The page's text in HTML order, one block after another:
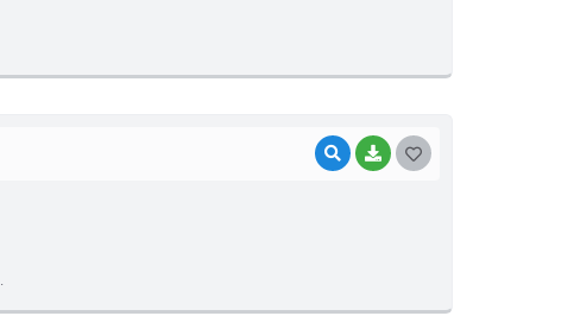
VISUALIZAR
BAIXAR